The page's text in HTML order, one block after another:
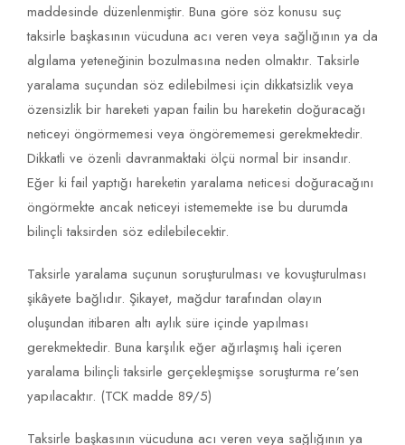
maddesinde düzenlenmiştir. Buna göre söz konusu suç
taksirle başkasının vücuduna acı veren veya sağlığının ya da
algılama yeteneğinin bozulmasına neden olmaktır. Taksirle
yaralama suçundan söz edilebilmesi için dikkatsizlik veya
özensizlik bir hareketi yapan failin bu hareketin doğuracağı
neticeyi öngörmemesi veya öngörememesi gerekmektedir.
Dikkatli ve özenli davranmaktaki ölçü normal bir insandır.
Eğer ki fail yaptığı hareketin yaralama neticesi doğuracağını
öngörmekte ancak neticeyi istememekte ise bu durumda
bilinçli taksirden söz edilebilecektir.
Taksirle yaralama suçunun soruşturulması ve kovuşturulması
şikâyete bağlıdır. Şikayet, mağdur tarafından olayın
oluşundan itibaren altı aylık süre içinde yapılması
gerekmektedir. Buna karşılık eğer ağırlaşmış hali içeren
yaralama bilinçli taksirle gerçekleşmişse soruşturma re’sen
yapılacaktır. (TCK madde 89/5)
Taksirle başkasının vücuduna acı veren veya sağlığının ya